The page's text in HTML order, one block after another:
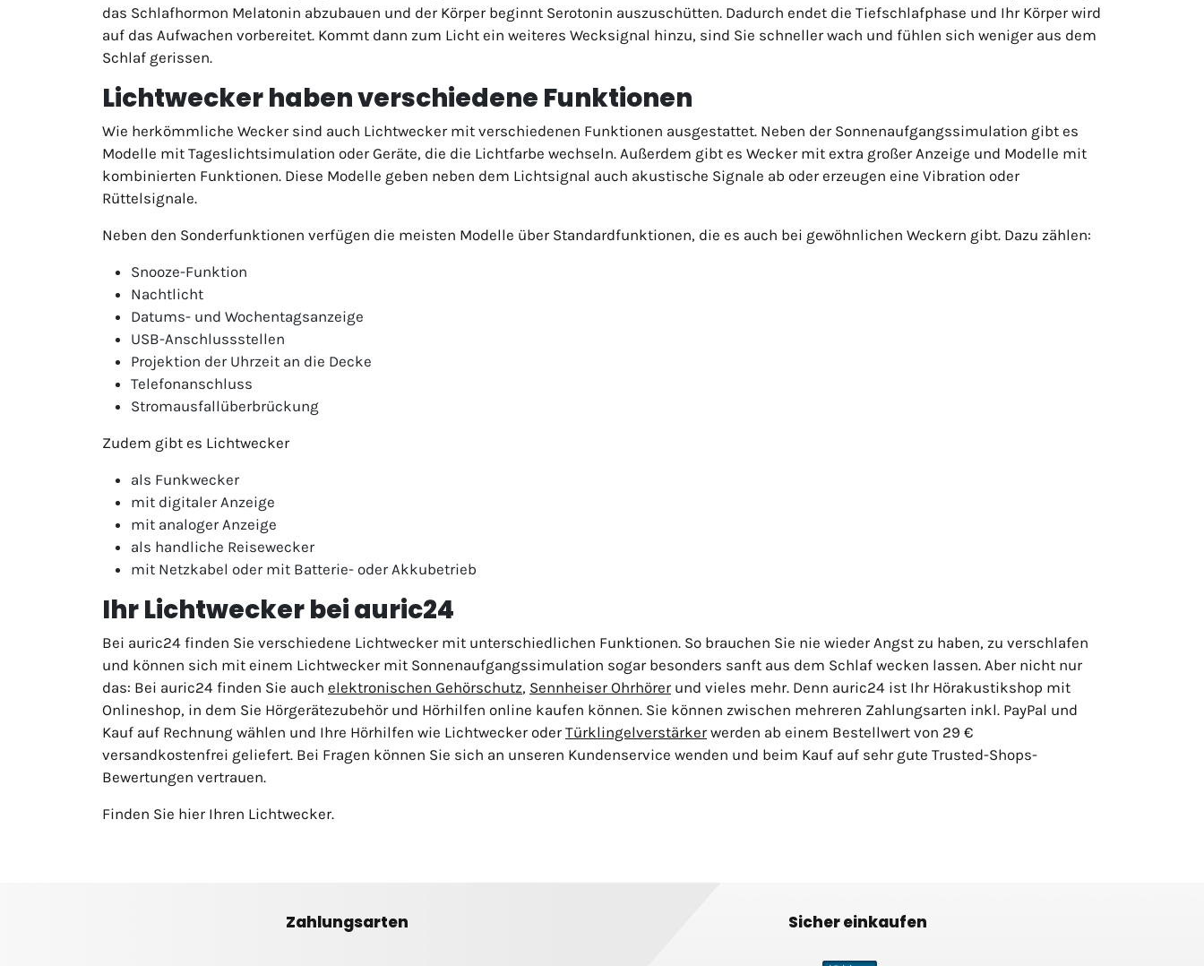
das Schlafhormon Melatonin abzubauen und der Körper beginnt Serotonin auszuschütten. Dadurch endet die Tiefschlafphase und Ihr Körper wird
auf das Aufwachen vorbereitet. Kommt dann zum Licht ein weiteres Wecksignal hinzu, sind Sie schneller wach und fühlen sich weniger aus dem
Schlaf gerissen.
Lichtwecker haben verschiedene Funktionen
Wie herkömmliche Wecker sind auch Lichtwecker mit verschiedenen Funktionen ausgestattet. Neben der Sonnenaufgangssimulation gibt es
Modelle mit Tageslichtsimulation oder Geräte, die die Lichtfarbe wechseln. Außerdem gibt es Wecker mit extra großer Anzeige und Modelle mit
kombinierten Funktionen. Diese Modelle geben neben dem Lichtsignal auch akustische Signale ab oder erzeugen eine Vibration oder
Rüttelsignale.
Neben den Sonderfunktionen verfügen die meisten Modelle über Standardfunktionen, die es auch bei gewöhnlichen Weckern gibt. Dazu zählen:
Snooze-Funktion
Nachtlicht
Datums- und Wochentagsanzeige
USB-Anschlussstellen
Projektion der Uhrzeit an die Decke
Telefonanschluss
Stromausfallüberbrückung
Zudem gibt es Lichtwecker
als Funkwecker
mit digitaler Anzeige
mit analoger Anzeige
als handliche Reisewecker
mit Netzkabel oder mit Batterie- oder Akkubetrieb
Ihr Lichtwecker bei auric24
Bei auric24 finden Sie verschiedene Lichtwecker mit unterschiedlichen Funktionen. So brauchen Sie nie wieder Angst zu haben, zu verschlafen
und können sich mit einem Lichtwecker mit Sonnenaufgangssimulation sogar besonders sanft aus dem Schlaf wecken lassen. Aber nicht nur
das: Bei auric24 finden Sie auch elektronischen Gehörschutz, Sennheiser Ohrhörerund vieles mehr. Denn auric24 ist Ihr Hörakustikshop mit
Onlineshop, in dem Sie Hörgerätezubehör und Hörhilfen online kaufen können. Sie können zwischen mehreren Zahlungsarten inkl. PayPal und
Kauf auf Rechnung wählen und Ihre Hörhilfen wie Lichtwecker oderTürklingelverstärkerwerden ab einem Bestellwert von 29 €
versandkostenfrei geliefert. Bei Fragen können Sie sich an unseren Kundenservice wenden und beim Kauf auf sehr gute Trusted-Shops-
Bewertungen vertrauen.
Finden Sie hier Ihren Lichtwecker.
Zahlungsarten Sicher einkaufen